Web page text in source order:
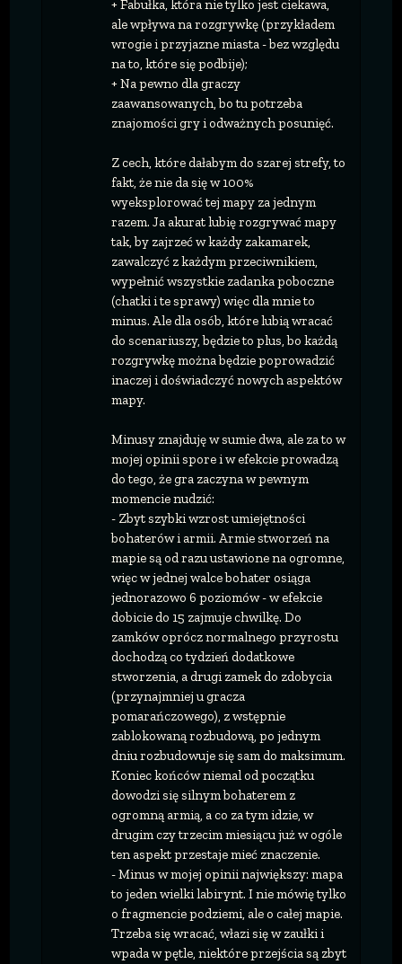
+ Fabułka, która nie tylko jest ciekawa,
ale wpływa na rozgrywkę (przykładem
wrogie i przyjazne miasta - bez względu
na to, które się podbije);
+ Na pewno dla graczy
zaawansowanych, bo tu potrzeba
znajomości gry i odważnych posunięć.
Z cech, które dałabym do szarej strefy, to
fakt, że nie da się w 100%
wyeksplorować tej mapy za jednym
razem. Ja akurat lubię rozgrywać mapy
tak, by zajrzeć w każdy zakamarek,
zawalczyć z każdym przeciwnikiem,
wypełnić wszystkie zadanka poboczne
(chatki i te sprawy) więc dla mnie to
minus. Ale dla osób, które lubią wracać
do scenariuszy, będzie to plus, bo każdą
rozgrywkę można będzie poprowadzić
inaczej i doświadczyć nowych aspektów
mapy.
Minusy znajduję w sumie dwa, ale za to w
mojej opinii spore i w efekcie prowadzą
do tego, że gra zaczyna w pewnym
momencie nudzić:
- Zbyt szybki wzrost umiejętności
bohaterów i armii. Armie stworzeń na
mapie są od razu ustawione na ogromne,
więc w jednej walce bohater osiąga
jednorazowo 6 poziomów - w efekcie
dobicie do 15 zajmuje chwilkę. Do
zamków oprócz normalnego przyrostu
dochodzą co tydzień dodatkowe
stworzenia, a drugi zamek do zdobycia
(przynajmniej u gracza
pomarańczowego), z wstępnie
zablokowaną rozbudową, po jednym
dniu rozbudowuje się sam do maksimum.
Koniec końców niemal od początku
dowodzi się silnym bohaterem z
ogromną armią, a co za tym idzie, w
drugim czy trzecim miesiącu już w ogóle
ten aspekt przestaje mieć znaczenie.
- Minus w mojej opinii największy: mapa
to jeden wielki labirynt. I nie mówię tylko
o fragmencie podziemi, ale o całej mapie.
Trzeba się wracać, włazi się w zaułki i
wpada w pętle, niektóre przejścia są zbyt